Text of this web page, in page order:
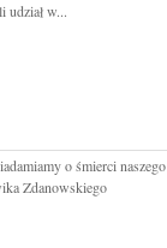
udział w...
o śmierci naszego
Zdanowskiego